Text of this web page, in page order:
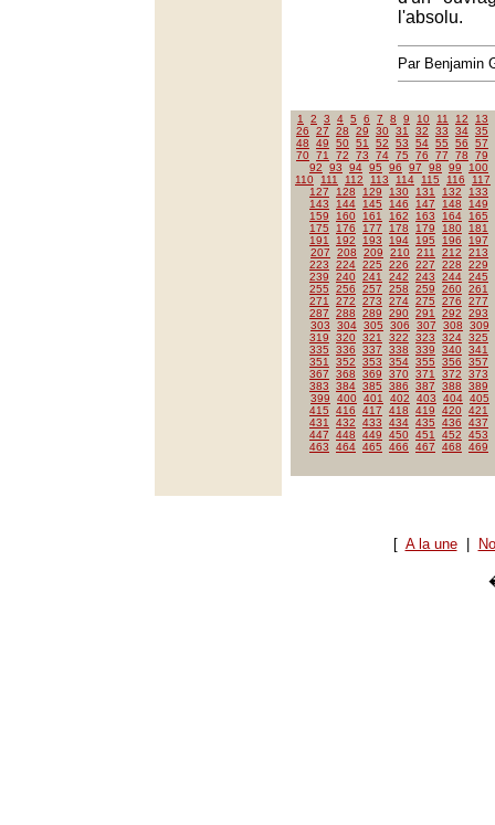
l'absolu.
Par Benjamin
1 2 3 4 5 6 7 8 9 10 11 12
13
26
27 28 29 30 31 32 33 34 35
48
49 50 51 52 53 54 55 56
57
70 71 72 73 74 75 76 77 78
79
92
93 94 95 96 97 98 99
100
110
111 112 113 114 115 116
117
127
128 129 130 131 132
133
143
144 145 146 147 148
149
159
160 161 162 163 164
165
175
176 177 178 179 180
181
191
192 193 194 195 196
197
207
208 209 210 211 212
213
223
224 225 226 227 228
229
239
240 241 242 243 244 245
255
256 257 258 259 260 261
271
272 273 274 275 276
277
287
288 289 290 291 292
293
303
304 305 306 307 308
309
319
320 321 322 323 324 325
335
336 337 338 339 340 341
351
352 353 354 355 356
357
367
368 369 370 371 372
373
383
384 385 386 387 388
389
399
400 401 402 403 404 405
415
416 417 418 419 420 421
431
432 433 434 435 436
437
447
448 449 450 451 452
453
463
464 465 466 467 468 469
[ A la une|